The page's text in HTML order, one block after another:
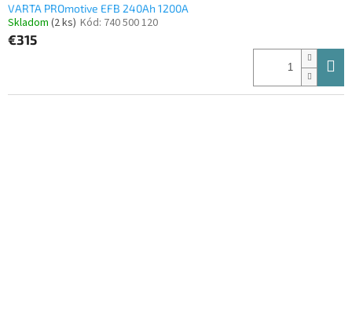
VARTA PROmotive EFB 240Ah 1200A
Skladom (2 ks) Kód: 740 500 120
€315